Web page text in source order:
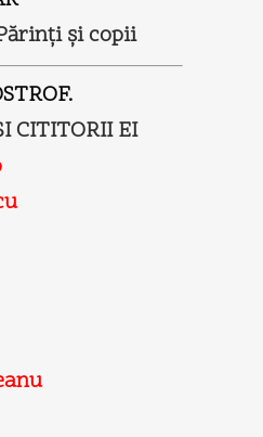
şi copii
CITITORII EI